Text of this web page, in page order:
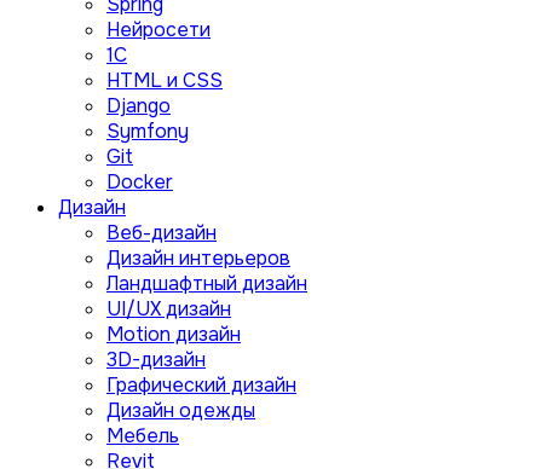
Нейросети
1C
HTML и CSS
Django
Symfony
Git
Docker
Дизайн
Веб-дизайн
Дизайн интерьеров
Ландшафтный дизайн
UI/UX дизайн
Motion дизайн
3D-дизайн
Графический дизайн
Дизайн одежды
Мебель
Revit